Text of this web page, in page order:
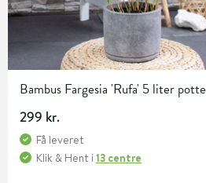
Bambus Fargesia 'Rufa' 5 liter potte
299 kr.
Få leveret
Klik & Hent i 13 centre